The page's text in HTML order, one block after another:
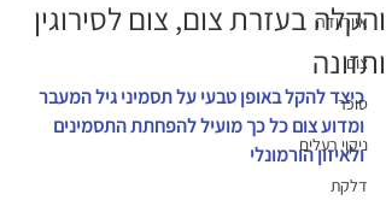
איורוודה
צום
סוכר
ניקוי רעלים
דלקת
והקלה בעזרת צום, צום לסירוגין
ותזונה
כיצד להקל באופן טבעי על תסמיני גיל המעבר
ומדוע צום כל כך מועיל להפחתת התסמינים
ולאיזון הורמונלי